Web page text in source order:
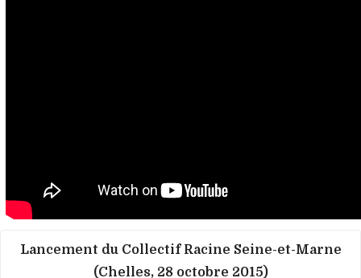
Lancement du Collectif Racine Seine-et-Marne
(Chelles, 28 octobre 2015)